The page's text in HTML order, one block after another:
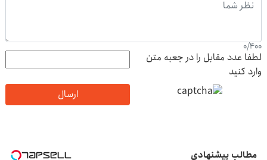
0/400
لطفا عدد مقابل را در جعبه متن
وارد کنید
ارسال
مطالب پیشنهادی